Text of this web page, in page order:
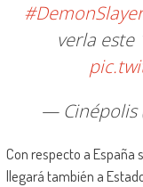
#DemonSlayer
verla este
— Cinépolis
Con respecto a España
llegará también a